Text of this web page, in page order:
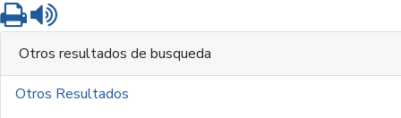
Imprimir
Otros resultados de busqueda
Otros Resultados